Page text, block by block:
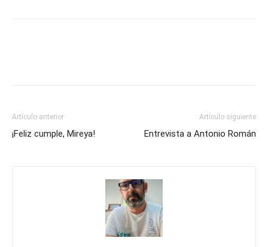
Artículo anterior
¡Feliz cumple, Mireya!
Artículo siguiente
Entrevista a Antonio Román